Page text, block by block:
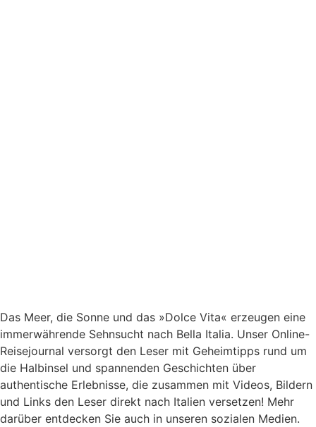
Das Meer, die Sonne und das »Dolce Vita« erzeugen eine
immerwährende Sehnsucht nach Bella Italia. Unser Online-
Reisejournal versorgt den Leser mit Geheimtipps rund um
die Halbinsel und spannenden Geschichten über
authentische Erlebnisse, die zusammen mit Videos, Bildern
und Links den Leser direkt nach Italien versetzen! Mehr
darüber entdecken Sie auch in unseren sozialen Medien.